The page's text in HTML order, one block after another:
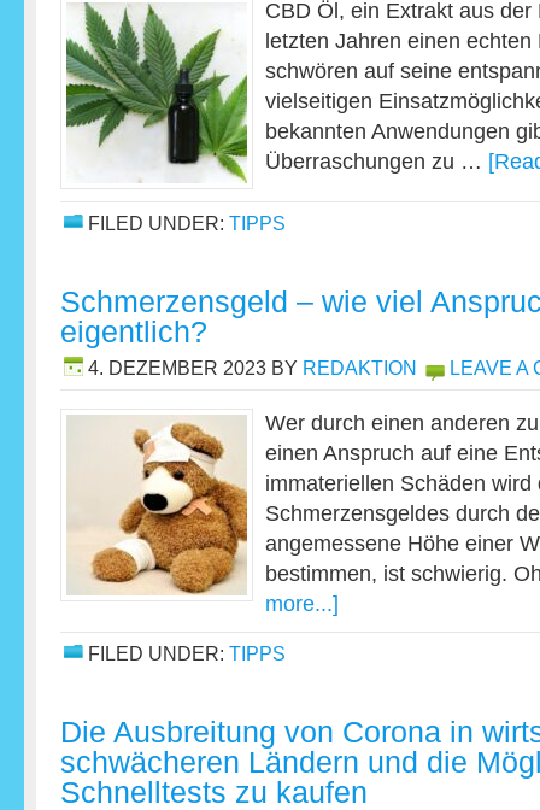
CBD Öl, ein Extrakt aus
letzten Jahren einen
schwören auf seine
vielseitigen
bekannten Anwendungen
Überraschungen zu …
FILED UNDER: TIPPS
Schmerzensgeld – wie viel
eigentlich?
4. DEZEMBER 2023 BY REDAKTION LEAVE A
Wer durch einen anderen
einen Anspruch auf eine
immateriellen Schäden
Schmerzensgeldes durch
angemessene Höhe einer
bestimmen, ist schwierig.
more...]
FILED UNDER: TIPPS
Die Ausbreitung von Corona in
schwächeren Ländern und die
Schnelltests zu kaufen